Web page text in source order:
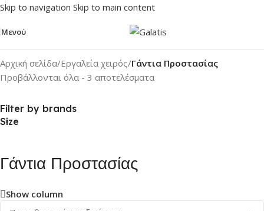
Skip to navigation Skip to main content
Μενού
Αρχική σελίδα/Εργαλεία χειρός/Γάντια Προστασίας
Προβάλλονται όλα - 3 αποτελέσματα
Filter by brands
Size
Γάντια Προστασίας
Show column